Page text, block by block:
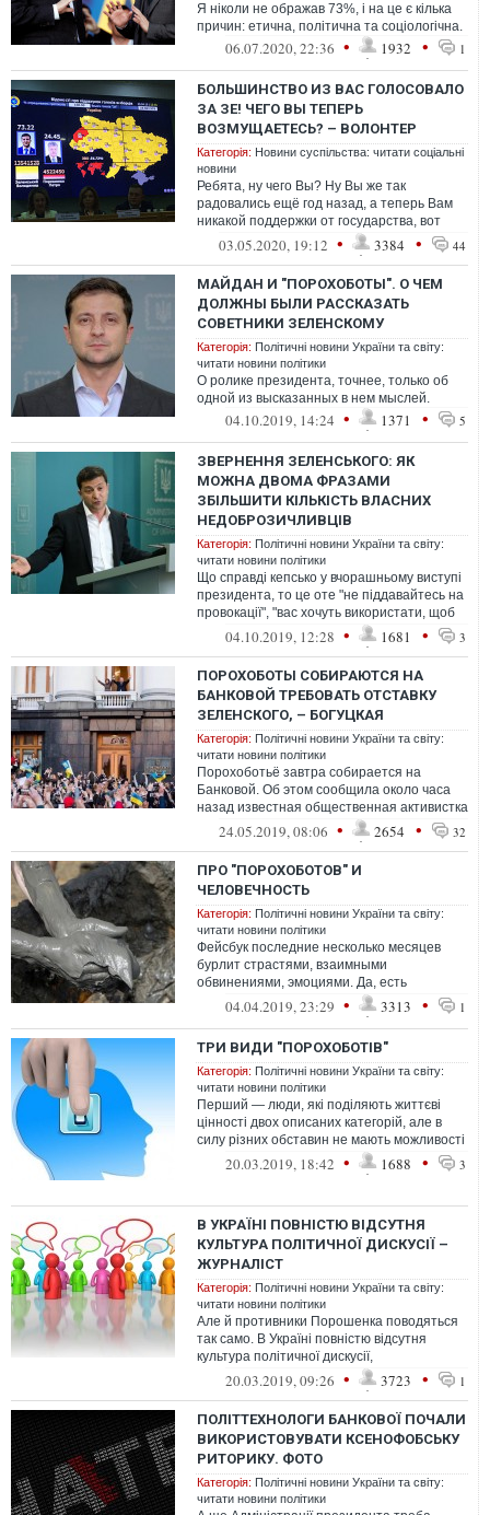
Я ніколи не ображав 73%, і на це є кілька
причин: етична, політична та соціологічна.
06.07.2020, 22:36 • 1932 • 1
БОЛЬШИНСТВО ИЗ ВАС ГОЛОСОВАЛО
ЗА ЗЕ! ЧЕГО ВЫ ТЕПЕРЬ
ВОЗМУЩАЕТЕСЬ? – ВОЛОНТЕР
Категорія: Новини суспільства: читати соціальні
новини
Ребята, ну чего Вы? Ну Вы же так
радовались ещё год назад, а теперь Вам
никакой поддержки от государства, вот
ничегошеньки!! Зарплата у людей как
03.05.2020, 19:12 • 3384 • 44
МАЙДАН И "ПОРОХОБОТЫ". О ЧЕМ
ДОЛЖНЫ БЫЛИ РАССКАЗАТЬ
СОВЕТНИКИ ЗЕЛЕНСКОМУ
Категорія: Політичні новини України та світу:
читати новини політики
О ролике президента, точнее, только об
одной из высказанных в нем мыслей.
04.10.2019, 14:24 • 1371 • 5
ЗВЕРНЕННЯ ЗЕЛЕНСЬКОГО: ЯК
МОЖНА ДВОМА ФРАЗАМИ
ЗБІЛЬШИТИ КІЛЬКІСТЬ ВЛАСНИХ
НЕДОБРОЗИЧЛИВЦІВ
Категорія: Політичні новини України та світу:
читати новини політики
Що справді кепсько у вчорашньому виступі
президента, то це оте "не піддавайтесь на
провокації", "вас хочуть використати, щоб
далі грабувати" і так дал...
04.10.2019, 12:28 • 1681 • 3
ПОРОХОБОТЫ СОБИРАЮТСЯ НА
БАНКОВОЙ ТРЕБОВАТЬ ОТСТАВКУ
ЗЕЛЕНСКОГО, – БОГУЦКАЯ
Категорія: Політичні новини України та світу:
читати новини політики
Порохоботьё завтра собирается на
Банковой. Об этом сообщила около часа
назад известная общественная активистка
Лиза Богуцкая.
24.05.2019, 08:06 • 2654 • 32
ПРО "ПОРОХОБОТОВ" И
ЧЕЛОВЕЧНОСТЬ
Категорія: Політичні новини України та світу:
читати новини політики
Фейсбук последние несколько месяцев
бурлит страстями, взаимными
обвинениями, эмоциями. Да, есть
специфика избирательных кампаний 2019,
которая мне оче...
04.04.2019, 23:29 • 3313 • 1
ТРИ ВИДИ "ПОРОХОБОТІВ"
Категорія: Політичні новини України та світу:
читати новини політики
Перший — люди, які поділяють життєві
цінності двох описаних категорій, але в
силу різних обставин не мають можливості
їх поділяти на практиці. Свої не...
20.03.2019, 18:42 • 1688 • 3
В УКРАЇНІ ПОВНІСТЮ ВІДСУТНЯ
КУЛЬТУРА ПОЛІТИЧНОЇ ДИСКУСІЇ –
ЖУРНАЛІСТ
Категорія: Політичні новини України та світу:
читати новини політики
Але й противники Порошенка поводяться
так само. В Україні повністю відсутня
культура політичної дискусії,
дослуховування до аргументів
співбесідника, ...
20.03.2019, 09:26 • 3723 • 1
ПОЛІТТЕХНОЛОГИ БАНКОВОЇ ПОЧАЛИ
ВИКОРИСТОВУВАТИ КСЕНОФОБСЬКУ
РИТОРИКУ. ФОТО
Категорія: Політичні новини України та світу:
читати новини політики